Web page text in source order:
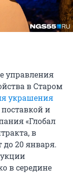
управления
в Старом
украшения
и
«Глобал
в
до 20 января.
в середине